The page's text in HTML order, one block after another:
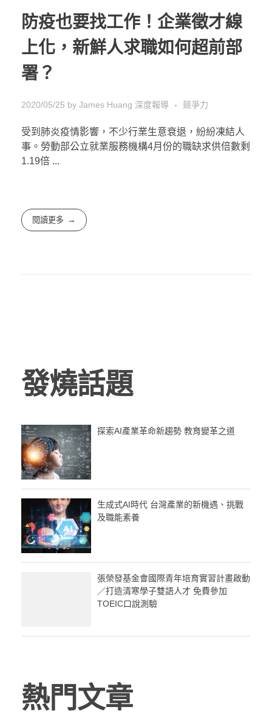
防疫也要找工作！企業徵才線
上化，新鮮人求職如何超前部
署？
2020/05/25 by James Huang 深度報導 競爭力
受到肺炎疫情影響，不少行業生意衰退，紛紛凍結人
事。勞動部公立就業服務機構4月份的職缺求供倍數剩
1.19倍 ...
閱讀更多
發燒話題
探索AI產業革命新趨勢 教育變革之道
生成式AI時代 台灣產業的新機遇、挑戰
及職能素養
張榮發基金會國際青年培育實習計畫啟動
／打造清寒學子雙語人才 免費參加
TOEIC口說測驗
熱門文章